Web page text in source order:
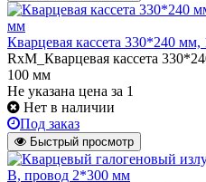
Кварцевая кассета 330*240
RxM_Кварцевая кассета
100 мм
Не указана цена за 1
Нет в наличии
Под заказ
Быстрый просмотр